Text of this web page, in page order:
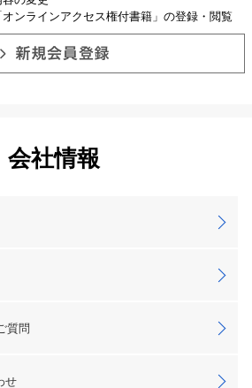
ンラインアクセス権付書籍」の登録・閲覧
会社情報
質問
せ